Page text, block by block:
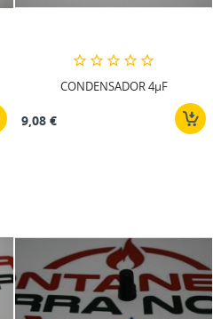
CONDENSADOR 4µF
9,08 €